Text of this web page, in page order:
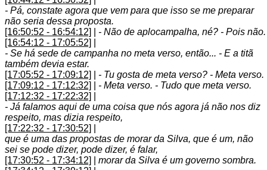
- Pá, constate agora que vem para que isso se me preparar
não seria dessa proposta.
[16:50:52 - 16:54:12]
- Não de aplocampalha, né? - Pois não.
[16:54:12 - 17:05:52]
- Se há sede de campanha no meta verso, então... - E a titã
também devia estar.
[17:05:52 - 17:09:12]
- Tu gosta de meta verso? - Meta verso.
[17:09:12 - 17:12:32]
- Meta verso. - Tudo que meta verso.
[17:12:32 - 17:22:32]
- Já falamos aqui de uma coisa que nós agora já não nos diz
respeito, mas dizia respeito,
[17:22:32 - 17:30:52]
que é uma das propostas de morar da Silva, que é um, não
sei se pode dizer, pode dizer, é falar,
[17:30:52 - 17:34:12]
morar da Silva é um governo sombra.